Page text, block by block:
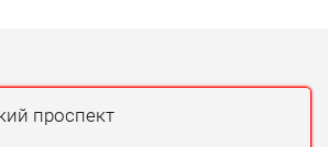
проспект